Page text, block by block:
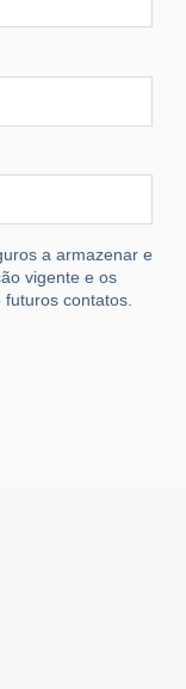
a armazenar e
vigente e os
contatos.